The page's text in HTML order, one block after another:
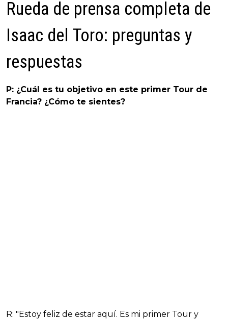
Rueda de prensa completa de
Isaac del Toro: preguntas y
respuestas
P: ¿Cuál es tu objetivo en este primer Tour de
Francia? ¿Cómo te sientes?
R: "Estoy feliz de estar aquí. Es mi primer Tour y